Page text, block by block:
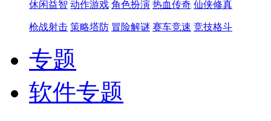
休闲益智 动作游戏 角色扮演 热血传奇 仙侠修真
枪战射击 策略塔防 冒险解谜 赛车竞速 竞技格斗
专题
软件专题